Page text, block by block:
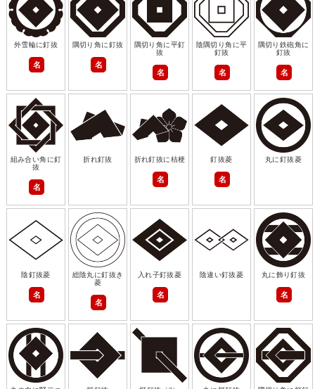
外雪輪に釘抜
名
隅切り角に釘抜
名
隅切り角に平釘
抜
名
陰隅切り角に平
釘抜
名
隅切り鉄砲角に
釘抜
名
組み合い角に釘
抜
名
折れ釘抜 折れ釘抜に桔梗
名
釘抜菱
名
丸に釘抜菱
陰釘抜菱
名
総陰丸に釘抜き
菱
名
入れ子釘抜菱
名
陰違い釘抜菱 丸に飾り釘抜
名